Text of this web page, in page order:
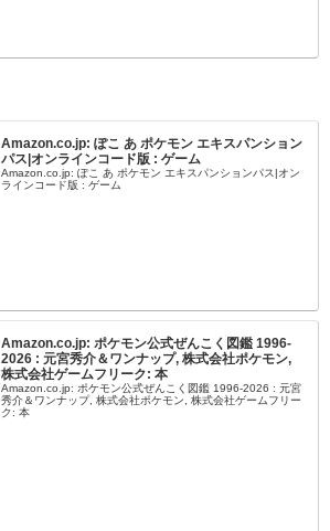
Amazon.co.jp: ぽこ あ ポケモン エキスパンション
パス|オンラインコード版 : ゲーム
Amazon.co.jp: ぽこ あ ポケモン エキスパンションパス|オン
ラインコード版 : ゲーム
Amazon.co.jp: ポケモン公式ぜんこく図鑑 1996-
2026 : 元宮秀介＆ワンナップ, 株式会社ポケモン,
株式会社ゲームフリーク: 本
Amazon.co.jp: ポケモン公式ぜんこく図鑑 1996-2026 : 元宮
秀介＆ワンナップ, 株式会社ポケモン, 株式会社ゲームフリー
ク: 本